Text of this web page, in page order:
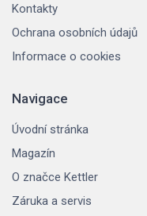
Kontakty
Ochrana osobních údajů
Informace o cookies
Navigace
Úvodní stránka
Magazín
O značce Kettler
Záruka a servis